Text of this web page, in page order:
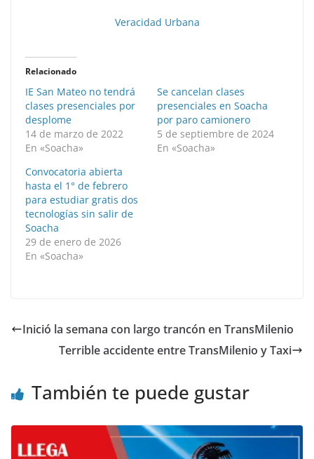
Veracidad Urbana
Relacionado
IE San Mateo no tendrá
clases presenciales por
desplome
14 de marzo de 2022
En «Soacha»
Se cancelan clases
presenciales en Soacha
por paro camionero
5 de septiembre de 2024
En «Soacha»
Convocatoria abierta
hasta el 1° de febrero
para estudiar gratis dos
tecnologías sin salir de
Soacha
29 de enero de 2026
En «Soacha»
Inició la semana con largo trancón en TransMilenio
Terrible accidente entre TransMilenio y Taxi
También te puede gustar